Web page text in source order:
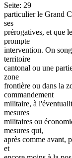
Seite: 29
particulier le Grand
ses
prérogatives, et que
prompte
intervention. On
territoire
cantonal ou une
zone
frontière ou dans la
commandement
militaire, à
mesures
militaires ou
mesures qui,
après comme avant,
et